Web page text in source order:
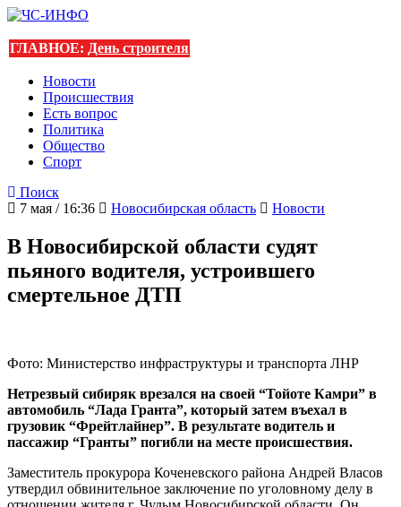
ГЛАВНОЕ: День строителя
Новости
Происшествия
Есть вопрос
Политика
Общество
Спорт
Поиск
7 мая / 16:36
Новосибирская область Новости
В Новосибирской области судят
пьяного водителя, устроившего
смертельное ДТП
Фото: Министерство инфраструктуры и транспорта ЛНР
Нетрезвый сибиряк врезался на своей “Тойоте Камри” в
автомобиль “Лада Гранта”, который затем въехал в
грузовик “Фрейтлайнер”. В результате водитель и
пассажир “Гранты” погибли на месте происшествия.
Заместитель прокурора Коченевского района Андрей Власов
утвердил обвинительное заключение по уголовному делу в